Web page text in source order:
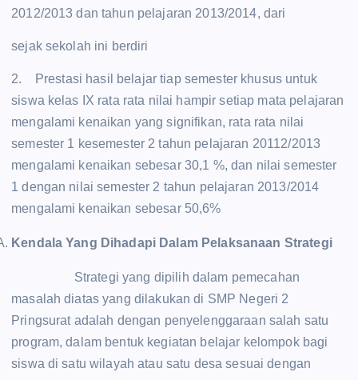
2012/2013 dan tahun pelajaran 2013/2014, dari
sejak sekolah ini berdiri
2. Prestasi hasil belajar tiap semester khusus untuk
siswa kelas IX rata rata nilai hampir setiap mata pelajaran
mengalami kenaikan yang signifikan, rata rata nilai
semester 1 kesemester 2 tahun pelajaran 20112/2013
mengalami kenaikan sebesar 30,1 %, dan nilai semester
1 dengan nilai semester 2 tahun pelajaran 2013/2014
mengalami kenaikan sebesar 50,6%
Kendala Yang Dihadapi Dalam Pelaksanaan Strategi
Strategi yang dipilih dalam pemecahan
masalah diatas yang dilakukan di SMP Negeri 2
Pringsurat adalah dengan penyelenggaraan salah satu
program, dalam bentuk kegiatan belajar kelompok bagi
siswa di satu wilayah atau satu desa sesuai dengan